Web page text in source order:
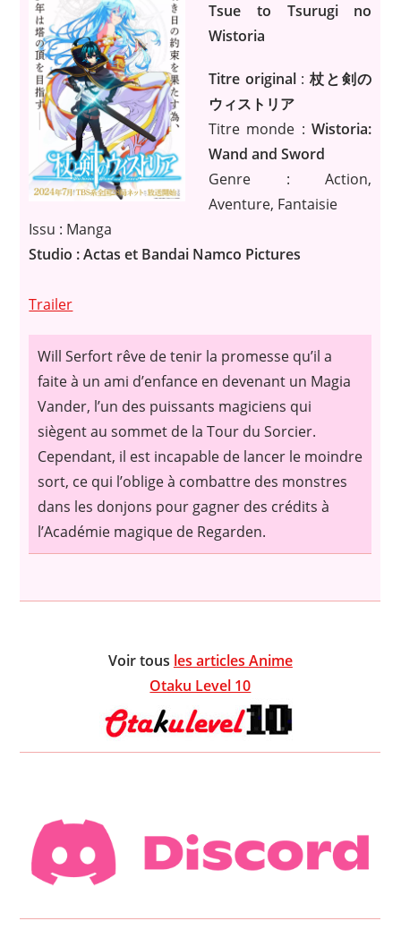
Tsue to Tsurugi no
Wistoria
Titre original:杖と剣の
ウィストリア
Titre monde :Wistoria:
Wand and Sword
Genre : Action,
Aventure, Fantaisie
Issu : Manga
Studio : Actas et Bandai Namco Pictures
Trailer
Will Serfort rêve de tenir la promesse qu’il a
faite à un ami d’enfance en devenant un Magia
Vander, l’un des puissants magiciens qui
siègent au sommet de la Tour du Sorcier.
Cependant, il est incapable de lancer le moindre
sort, ce qui l’oblige à combattre des monstres
dans les donjons pour gagner des crédits à
l’Académie magique de Regarden.
Voir tous les articles Anime
Otaku Level 10